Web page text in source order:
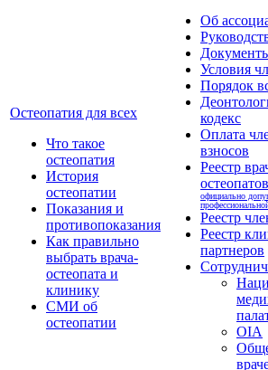
Остеопатия для всех
Что такое
остеопатия
История
остеопатии
Показания и
противопоказания
Как правильно
выбрать врача-
остеопата и
клинику
СМИ об
остеопатии
Об
Условия
Порядок
кодекс
Оплата
взносов
Реестр
остеопатов
официально
Реестр
Реестр
партнеров
OIA